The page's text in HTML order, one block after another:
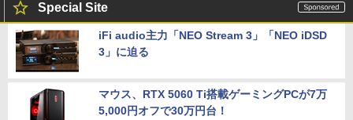
Special Site
iFi audio主力「NEO Stream 3」「NEO iDSD
3」に迫る
マウス、RTX 5060 Ti搭載ゲーミングPCが7万
5,000円オフで30万円台！